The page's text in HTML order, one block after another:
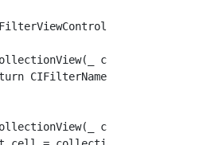
collectionView:
CIFilterNames.count
collectionView: